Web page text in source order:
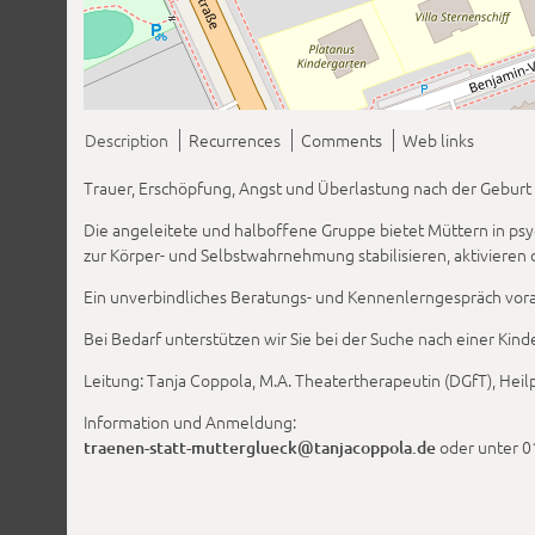
Description Recurrences Comments
Web links
Trauer, Erschöpfung, Angst und Überlastung nach der
Die angeleitete und halboffene Gruppe bietet Müttern in
zur Körper- und Selbstwahrnehmung stabilisieren,
Ein unverbindliches Beratungs- und Kennenlerngespräch
Bei Bedarf unterstützen wir Sie bei der Suche nach einer
Leitung: Tanja Coppola, M.A. Theatertherapeutin (DGfT),
Information und Anmeldung:
traenen-statt-mutterglueck@tanjacoppola.deoder unter